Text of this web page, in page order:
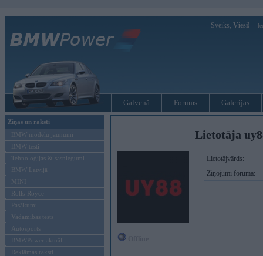
Sveiks, Viesi!
Galvenā Forums Galerijas
Ziņas un raksti
BMW modeļu jaunumi
BMW testi
Tehnoloģijas & sasniegumi
BMW Latvijā
MINI
Rolls-Royce
Pasākumi
Vadāmības tests
Autosports
BMWPower aktuāli
Reklāmas raksti
Lietotāja
Lietotājvārds:
Ziņojumi forumā: